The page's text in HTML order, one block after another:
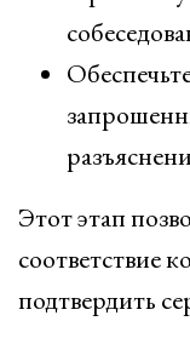
Этот этап
соответствие
подтвердить